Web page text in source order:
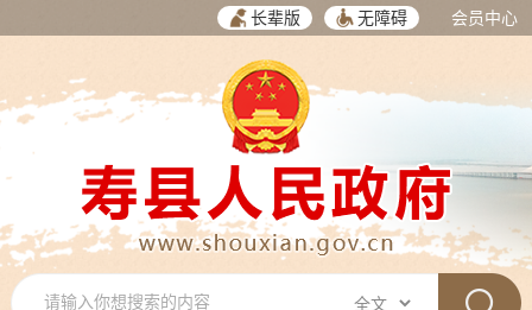
长辈版 无障碍 会员中心